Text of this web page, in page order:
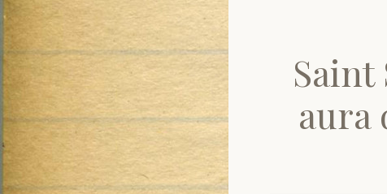
Saint
aura